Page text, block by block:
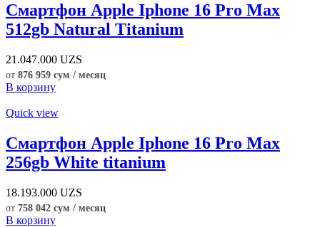
Смартфон Apple Iphone 16 Pro Max
512gb Natural Titanium
21.047.000 UZS
от 876 959 сум / месяц
В корзину
Quick view
Смартфон Apple Iphone 16 Pro Max
256gb White titanium
18.193.000 UZS
от 758 042 сум / месяц
В корзину